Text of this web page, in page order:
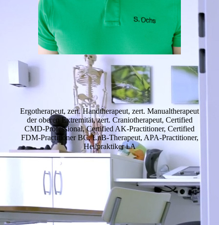
Ergotherapeut, zert. Handtherapeut, zert. Manualtherapeut
der oberen Extremität, zert. Craniotherapeut, Certified
CMD-Professional, Certified AK-Practitioner, Certified
FDM-Practitioner BC, LnB-Therapeut, APA-Practitioner,
Heilpraktiker i.A